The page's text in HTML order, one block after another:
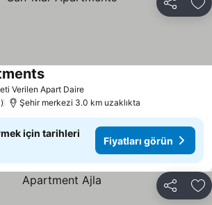
Paylaş
Verilen Apart Daire
Şehir merkezi 3.0 km uzaklıkta
için tarihleri
Fiyatları görün
Paylaş